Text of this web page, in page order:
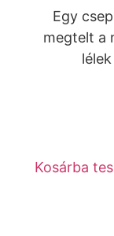
Egy
megtelt a
Kosárba